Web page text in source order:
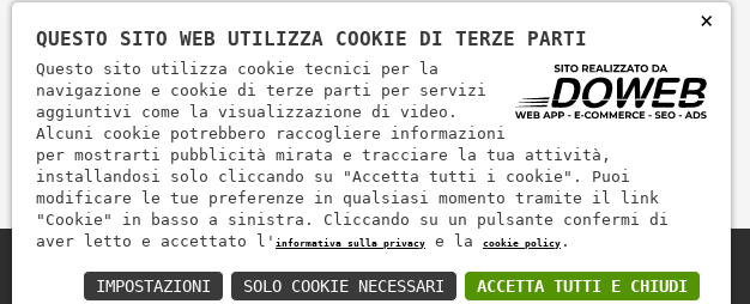
Zem Marmi P.I. 03463990246
×
QUESTO SITO WEB UTILIZZA COOKIE DI TERZE PARTI
Questo sito utilizza cookie tecnici per la
navigazione e cookie di terze parti per servizi
aggiuntivi come la visualizzazione di video.
Alcuni cookie potrebbero raccogliere informazioni
per mostrarti pubblicità mirata e tracciare la tua attività,
installandosi solo cliccando su "Accetta tutti i cookie". Puoi
modificare le tue preferenze in qualsiasi momento tramite il link
"Cookie" in basso a sinistra. Cliccando su un pulsante confermi di
aver letto e accettato l' informativa sulla privacy e la cookie policy .
ACCETTA TUTTI E CHIUDI
SOLO COOKIE NECESSARI
IMPOSTAZIONI